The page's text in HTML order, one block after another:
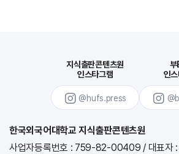
지식출판콘텐츠원
인스타그램
@hufs.press
인
한국외국어대학교 지식출판콘텐츠원
사업자등록번호 : 759-82-00409 / 대표자